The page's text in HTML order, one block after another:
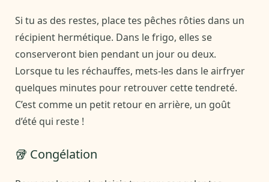
Si tu as des restes, place tes pêches rôties dans un
récipient hermétique. Dans le frigo, elles se
conserveront bien pendant un jour ou deux.
Lorsque tu les réchauffes, mets-les dans le airfryer
quelques minutes pour retrouver cette tendreté.
C’est comme un petit retour en arrière, un goût
d’été qui reste !
🥡 Congélation